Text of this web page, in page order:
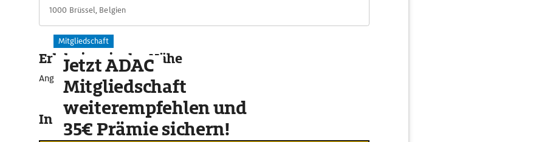
1000 Brüssel, Belgien
Erlebnisse in der Nähe
Angebote für unvergessliche Momente
In der Umgebung
Mitgliedschaft
Jetzt ADAC
Mitgliedschaft
weiterempfehlen und
35€ Prämie sichern!